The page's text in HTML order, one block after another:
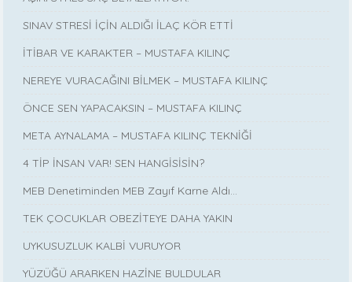
SINAV STRESİ İÇİN ALDIĞI İLAÇ KÖR ETTİ
İTİBAR VE KARAKTER – MUSTAFA KILINÇ
NEREYE VURACAĞINI BİLMEK – MUSTAFA KILINÇ
ÖNCE SEN YAPACAKSIN – MUSTAFA KILINÇ
META AYNALAMA – MUSTAFA KILINÇ TEKNİĞİ
4 TİP İNSAN VAR! SEN HANGİSİSİN?
MEB Denetiminden MEB Zayıf Karne Aldı…
TEK ÇOCUKLAR OBEZİTEYE DAHA YAKIN
UYKUSUZLUK KALBİ VURUYOR
YÜZÜĞÜ ARARKEN HAZİNE BULDULAR